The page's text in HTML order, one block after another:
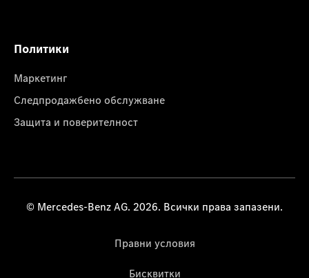
Политики
Маркетинг
Следпродажбено обслужване
Защита и поверителност
© Mercedes-Benz AG. 2026. Всички права запазени.
Правни условия
Бисквитки